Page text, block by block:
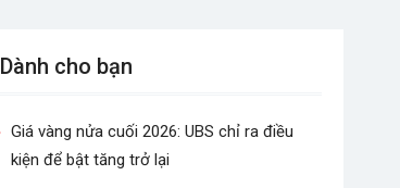
Dành cho bạn
Giá vàng nửa cuối 2026: UBS chỉ ra điều
kiện để bật tăng trở lại